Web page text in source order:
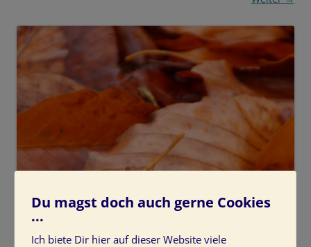
Du magst doch auch gerne Cookies
...
Ich biete Dir hier auf dieser Website viele